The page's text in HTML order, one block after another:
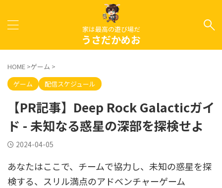
家は最高の遊び場だ
うさだかめお
HOME >ゲーム >
ゲーム
配信スケジュール
【PR記事】Deep Rock Galacticガイ
ド - 未知なる惑星の深部を探検せよ
2024-04-05
あなたはここで、チームで協力し、未知の惑星を探
検する、スリル満点のアドベンチャーゲーム